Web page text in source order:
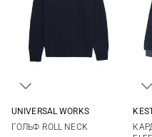
UNIVERSAL WORKS
ГОЛЬФ ROLL NECK